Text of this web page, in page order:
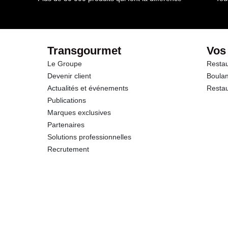
dont Sucres
Fibres
Protéines
Transgourmet
Le Groupe
Devenir client
Actualités et événements
Publications
Marques exclusives
Partenaires
Solutions professionnelles
Recrutement